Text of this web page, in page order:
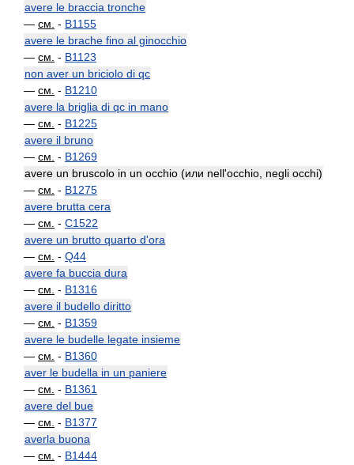
avere le braccia tronche
— см. - B1155
avere le brache fino al ginocchio
— см. - B1123
non aver un briciolo di qc
— см. - B1210
avere la briglia di qc in mano
— см. - B1225
avere il bruno
— см. - B1269
avere un bruscolo in un occhio (или nell'occhio, negli occhi)
— см. - B1275
avere brutta cera
— см. - C1522
avere un brutto quarto d'ora
— см. - Q44
avere fa buccia dura
— см. - B1316
avere il budello diritto
— см. - B1359
avere le budelle legate insieme
— см. - B1360
aver le budella in un paniere
— см. - B1361
avere del bue
— см. - B1377
averla buona
— см. - B1444